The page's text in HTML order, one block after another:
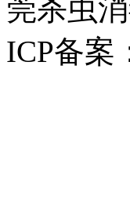
莞杀虫
ICP备案